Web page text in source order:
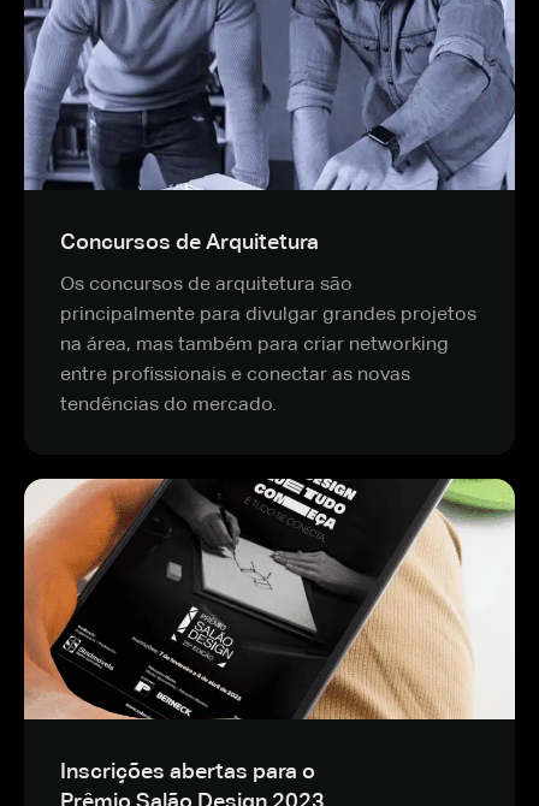
Concursos de Arquitetura
Os concursos de arquitetura são
principalmente para divulgar grandes projetos
na área, mas também para criar networking
entre profissionais e conectar as novas
tendências do mercado.
Inscrições abertas para o
Prêmio Salão Design 2023